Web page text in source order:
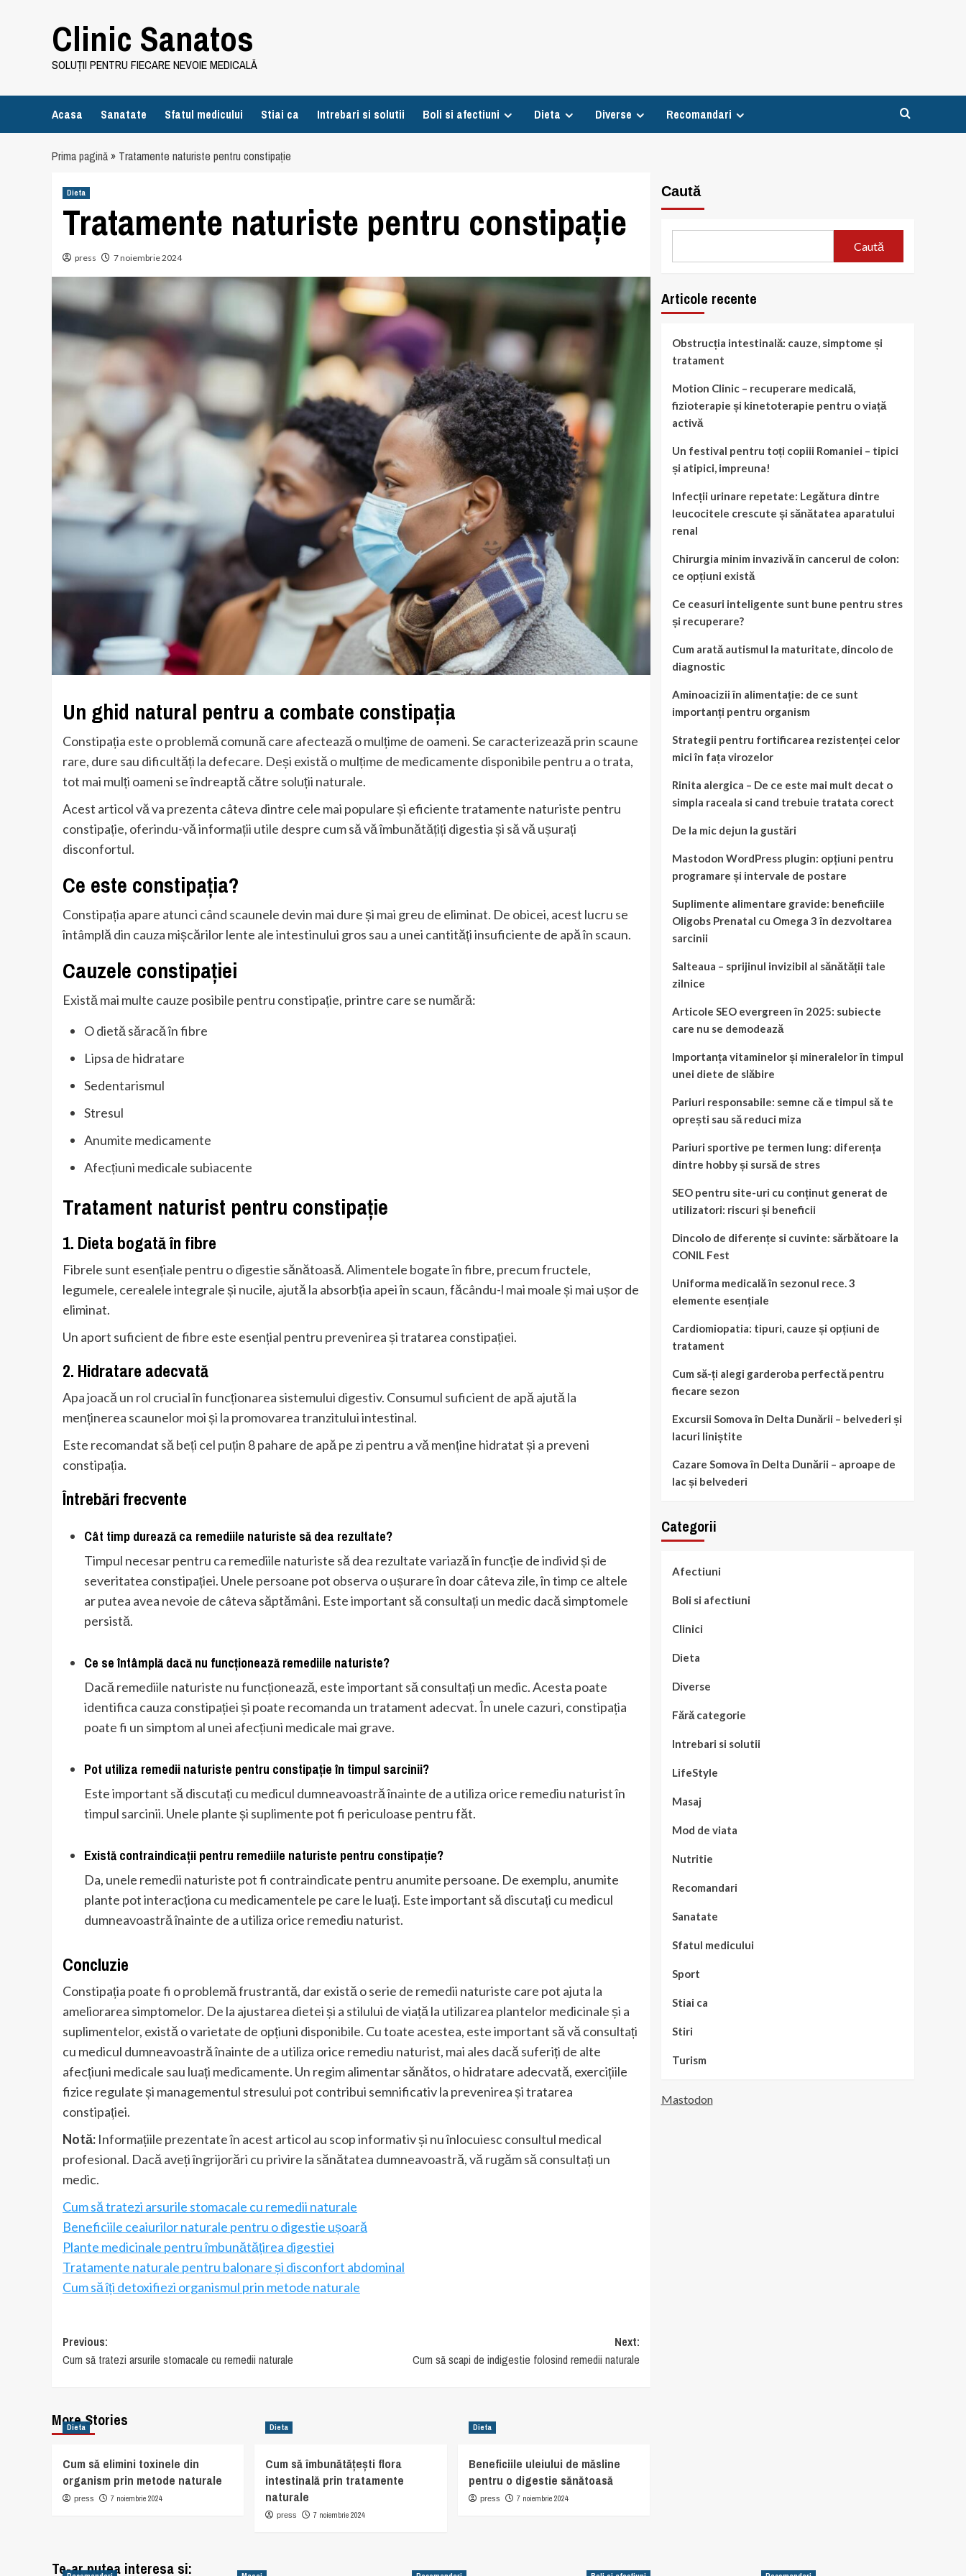
Clinic Sanatos
SOLUȚII PENTRU FIECARE NEVOIE MEDICALĂ
Acasa Sanatate Sfatul medicului Stiai ca Intrebari si solutii Boli si afectiuni Dieta Diverse Recomandari
Prima pagină» Tratamente naturiste pentru constipație
Dieta
Tratamente naturiste pentru constipație
press 7 noiembrie 2024
Un ghid natural pentru a combate constipația
Constipația este o problemă comună care afectează o mulțime de oameni. Se caracterizează prin scaune
rare, dure sau dificultăți la defecare. Deși există o mulțime de medicamente disponibile pentru a o trata,
tot mai mulți oameni se îndreaptă către soluții naturale.
Acest articol vă va prezenta câteva dintre cele mai populare și eficiente tratamente naturiste pentru
constipație, oferindu-vă informații utile despre cum să vă îmbunătățiți digestia și să vă ușurați
disconfortul.
Ce este constipația?
Constipația apare atunci când scaunele devin mai dure și mai greu de eliminat. De obicei, acest lucru se
întâmplă din cauza mișcărilor lente ale intestinului gros sau a unei cantități insuficiente de apă în scaun.
Cauzele constipației
Există mai multe cauze posibile pentru constipație, printre care se numără:
O dietă săracă în fibre
Lipsa de hidratare
Sedentarismul
Stresul
Anumite medicamente
Afecțiuni medicale subiacente
Tratament naturist pentru constipație
1. Dieta bogată în fibre
Fibrele sunt esențiale pentru o digestie sănătoasă. Alimentele bogate în fibre, precum fructele,
legumele, cerealele integrale și nucile, ajută la absorbția apei în scaun, făcându-l mai moale și mai ușor de
eliminat.
Un aport suficient de fibre este esențial pentru prevenirea și tratarea constipației.
2. Hidratare adecvată
Apa joacă un rol crucial în funcționarea sistemului digestiv. Consumul suficient de apă ajută la
menținerea scaunelor moi și la promovarea tranzitului intestinal.
Este recomandat să beți cel puțin 8 pahare de apă pe zi pentru a vă menține hidratat și a preveni
constipația.
Întrebări frecvente
Cât timp durează ca remediile naturiste să dea rezultate?
Timpul necesar pentru ca remediile naturiste să dea rezultate variază în funcție de individ și de
severitatea constipației. Unele persoane pot observa o ușurare în doar câteva zile, în timp ce altele
ar putea avea nevoie de câteva săptămâni. Este important să consultați un medic dacă simptomele
persistă.
Ce se întâmplă dacă nu funcționează remediile naturiste?
Dacă remediile naturiste nu funcționează, este important să consultați un medic. Acesta poate
identifica cauza constipației și poate recomanda un tratament adecvat. În unele cazuri, constipația
poate fi un simptom al unei afecțiuni medicale mai grave.
Pot utiliza remedii naturiste pentru constipație în timpul sarcinii?
Este important să discutați cu medicul dumneavoastră înainte de a utiliza orice remediu naturist în
timpul sarcinii. Unele plante și suplimente pot fi periculoase pentru făt.
Există contraindicații pentru remediile naturiste pentru constipație?
Da, unele remedii naturiste pot fi contraindicate pentru anumite persoane. De exemplu, anumite
plante pot interacționa cu medicamentele pe care le luați. Este important să discutați cu medicul
dumneavoastră înainte de a utiliza orice remediu naturist.
Concluzie
Constipația poate fi o problemă frustrantă, dar există o serie de remedii naturiste care pot ajuta la
ameliorarea simptomelor. De la ajustarea dietei și a stilului de viață la utilizarea plantelor medicinale și a
suplimentelor, există o varietate de opțiuni disponibile. Cu toate acestea, este important să vă consultați
cu medicul dumneavoastră înainte de a utiliza orice remediu naturist, mai ales dacă suferiți de alte
afecțiuni medicale sau luați medicamente. Un regim alimentar sănătos, o hidratare adecvată, exercițiile
fizice regulate și managementul stresului pot contribui semnificativ la prevenirea și tratarea
constipației.
Notă: Informațiile prezentate în acest articol au scop informativ și nu înlocuiesc consultul medical
profesional. Dacă aveți îngrijorări cu privire la sănătatea dumneavoastră, vă rugăm să consultați un
medic.
Cum să tratezi arsurile stomacale cu remedii naturale
Beneficiile ceaiurilor naturale pentru o digestie ușoară
Plante medicinale pentru îmbunătățirea digestiei
Tratamente naturale pentru balonare și disconfort abdominal
Cum să îți detoxifiezi organismul prin metode naturale
Post
navigation
Previous:
Cum să tratezi arsurile stomacale cu remedii naturale
Next:
Cum să scapi de indigestie folosind remedii naturale
More Stories
Dieta
Cum să elimini toxinele din
organism prin metode naturale
press 7 noiembrie 2024
Dieta
Cum să îmbunătățești flora
intestinală prin tratamente
naturale
press 7 noiembrie 2024
Dieta
Beneficiile uleiului de măsline
pentru o digestie sănătoasă
press 7 noiembrie 2024
Caută
Caută
Articole recente
Obstrucția intestinală: cauze, simptome și
tratament
Motion Clinic – recuperare medicală,
fizioterapie și kinetoterapie pentru o viață
activă
Un festival pentru toți copiii Romaniei – tipici
și atipici, impreuna!
Infecții urinare repetate: Legătura dintre
leucocitele crescute și sănătatea aparatului
renal
Chirurgia minim invazivă în cancerul de colon:
ce opțiuni există
Ce ceasuri inteligente sunt bune pentru stres
și recuperare?
Cum arată autismul la maturitate, dincolo de
diagnostic
Aminoacizii în alimentație: de ce sunt
importanți pentru organism
Strategii pentru fortificarea rezistenței celor
mici în fața virozelor
Rinita alergica – De ce este mai mult decat o
simpla raceala si cand trebuie tratata corect
De la mic dejun la gustări
Mastodon WordPress plugin: opțiuni pentru
programare și intervale de postare
Suplimente alimentare gravide: beneficiile
Oligobs Prenatal cu Omega 3 în dezvoltarea
sarcinii
Salteaua – sprijinul invizibil al sănătății tale
zilnice
Articole SEO evergreen în 2025: subiecte
care nu se demodează
Importanța vitaminelor și mineralelor în timpul
unei diete de slăbire
Pariuri responsabile: semne că e timpul să te
oprești sau să reduci miza
Pariuri sportive pe termen lung: diferența
dintre hobby și sursă de stres
SEO pentru site-uri cu conținut generat de
utilizatori: riscuri și beneficii
Dincolo de diferențe si cuvinte: sărbătoare la
CONIL Fest
Uniforma medicală în sezonul rece. 3
elemente esențiale
Cardiomiopatia: tipuri, cauze și opțiuni de
tratament
Cum să-ți alegi garderoba perfectă pentru
fiecare sezon
Excursii Somova în Delta Dunării – belvederi și
lacuri liniștite
Cazare Somova în Delta Dunării – aproape de
lac și belvederi
Categorii
Afectiuni
Boli si afectiuni
Clinici
Dieta
Diverse
Fără categorie
Intrebari si solutii
LifeStyle
Masaj
Mod de viata
Nutritie
Recomandari
Sanatate
Sfatul medicului
Sport
Stiai ca
Stiri
Turism
Mastodon
Te-ar putea interesa si: